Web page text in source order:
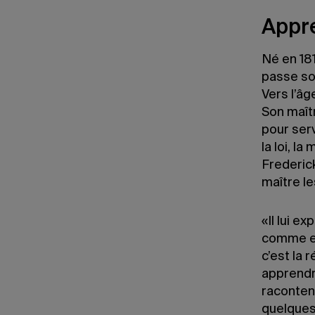
Né en
passe
Vers
Son
pour
la loi, la
maître
«Il lui
comme
c’est la